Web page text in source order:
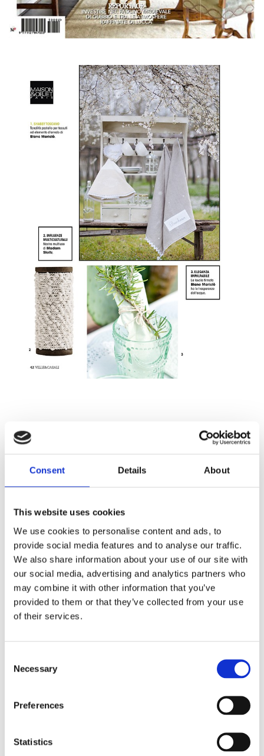
Consent Details About
This website uses cookies
We use cookies to personalise content and ads, to
provide social media features and to analyse our traffic.
We also share information about your use of our site with
our social media, advertising and analytics partners who
may combine it with other information that you’ve
provided to them or that they’ve collected from your use
of their services.
Selection
Necessary
Preferences
Statistics
Trouvez le magasin le
plus proche de chez vous